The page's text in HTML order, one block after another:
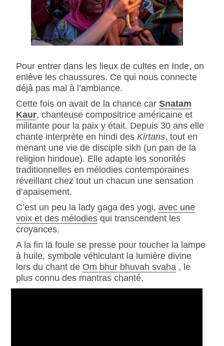
Pour entrer dans les lieux de cultes en Inde, on
enlève les chaussures. Ce qui nous connecte
déjà pas mal à l’ambiance.
Cette fois on avait de la chance car Snatam
Kaur, chanteuse compositrice américaine et
militante pour la paix y était. Depuis 30 ans elle
chante interprète en hindi des Kirtans, tout en
menant une vie de disciple sikh (un pan de la
religion hindoue). Elle adapte les sonorités
traditionnelles en mélodies contemporaines
réveillant chez tout un chacun une sensation
d’apaisement.
C’est un peu la lady gaga des yogi, avec une
voix et des mélodiesqui transcendent les
croyances.
A la fin la foule se presse pour toucher la lampe
à huile, symbole véhiculant la lumière divine
lors du chant de Om bhur bhuvah svaha, le
plus connu des mantras chanté.